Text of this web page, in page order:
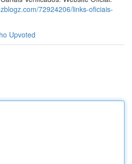
72924206/links-oficiais-
Upvoted